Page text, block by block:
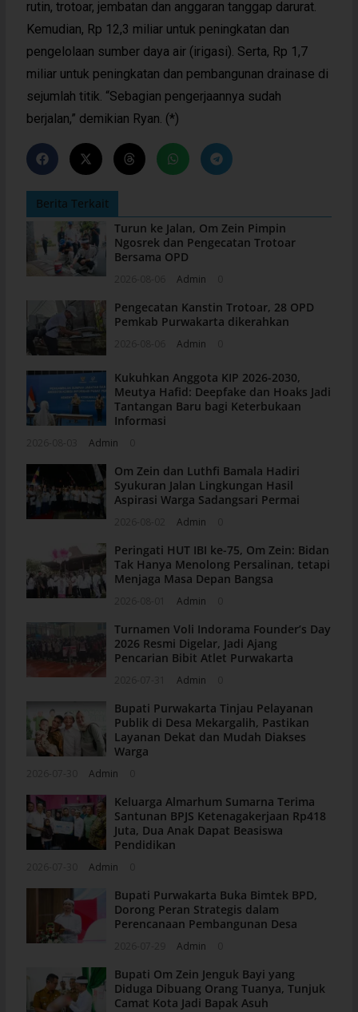
rutin, trotoar, jembatan dan anggaran tanggap darurat.
Kemudian, Rp 12,3 miliar untuk peningkatan dan
pengelolaan sumber daya air (irigasi). Serta, Rp 1,7
miliar untuk peningkatan dan pembangunan drainase di
sejumlah titik. “Sebagian pengerjaannya sudah
berjalan,” demikian Ryan. (*)
Berita Terkait
Turun ke Jalan, Om Zein Pimpin
Ngosrek dan Pengecatan Trotoar
Bersama OPD
Admin
Pengecatan Kanstin Trotoar, 28 OPD
Pemkab Purwakarta dikerahkan
Admin
Kukuhkan Anggota KIP 2026-2030,
Meutya Hafid: Deepfake dan Hoaks Jadi
Tantangan Baru bagi Keterbukaan
Informasi
Admin
Om Zein dan Luthfi Bamala Hadiri
Syukuran Jalan Lingkungan Hasil
Aspirasi Warga Sadangsari Permai
Admin
Peringati HUT IBI ke-75, Om Zein: Bidan
Tak Hanya Menolong Persalinan, tetapi
Menjaga Masa Depan Bangsa
Admin
Turnamen Voli Indorama Founder’s Day
2026 Resmi Digelar, Jadi Ajang
Pencarian Bibit Atlet Purwakarta
Admin
Bupati Purwakarta Tinjau Pelayanan
Publik di Desa Mekargalih, Pastikan
Layanan Dekat dan Mudah Diakses
Warga
Admin
Keluarga Almarhum Sumarna Terima
Santunan BPJS Ketenagakerjaan Rp418
Juta, Dua Anak Dapat Beasiswa
Pendidikan
Admin
Bupati Purwakarta Buka Bimtek BPD,
Dorong Peran Strategis dalam
Perencanaan Pembangunan Desa
Admin
Bupati Om Zein Jenguk Bayi yang
Diduga Dibuang Orang Tuanya, Tunjuk
Camat Kota Jadi Bapak Asuh